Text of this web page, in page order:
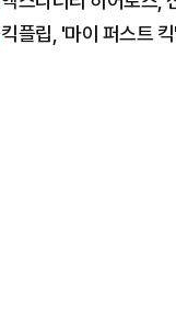
킥플립, '마이 퍼스트